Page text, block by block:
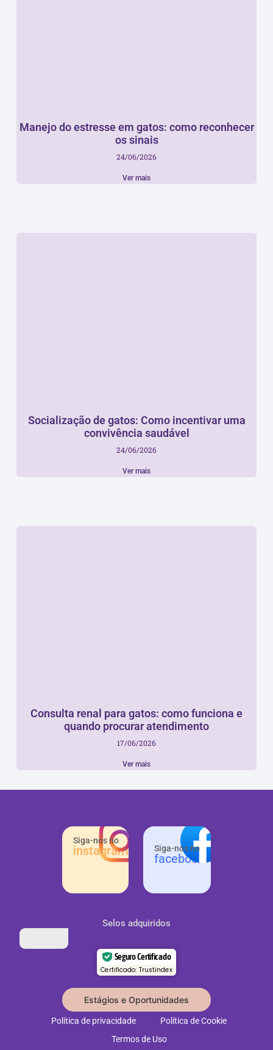
Manejo do estresse em gatos: como reconhecer
os sinais
24/06/2026
Ver mais
Socialização de gatos: Como incentivar uma
convivência saudável
24/06/2026
Ver mais
Consulta renal para gatos: como funciona e
quando procurar atendimento
17/06/2026
Ver mais
Siga-nos no
instagram Siga-nos no
facebook
Selos adquiridos
Seguro Certificado
Certificado: Trustindex
Estágios e Oportunidades
Política de privacidade
Política de Cookie
Termos de Uso